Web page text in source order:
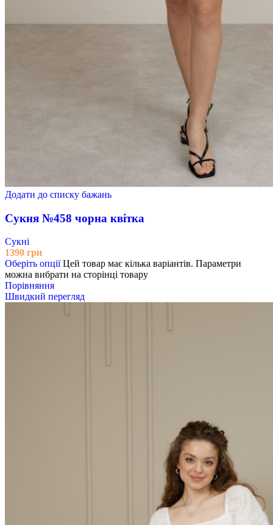
Додати до списку бажань
Сукня №458 чорна квітка
Сукні
1390 грн
Оберіть опції Цей товар має кілька варіантів. Параметри
можна вибрати на сторінці товару
Порівняння
Швидкий перегляд